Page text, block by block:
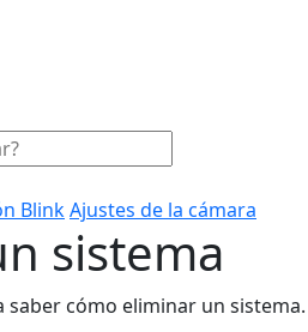
BlinkAjustes de la cámara
sistema
cómo eliminar un sistema.